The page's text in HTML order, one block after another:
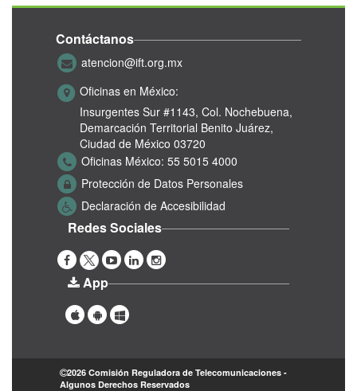
Contáctanos
atencion@ift.org.mx
Oficinas en México:
Insurgentes Sur #1143, Col. Nochebuena,
Demarcación Territorial Benito Juárez,
Ciudad de México 03720
Oficinas México: 55 5015 4000
Protección de Datos Personales
Declaración de Accesibilidad
Redes Sociales
App
2026 Comisión Reguladora de Telecomunicaciones -
Algunos Derechos Reservados